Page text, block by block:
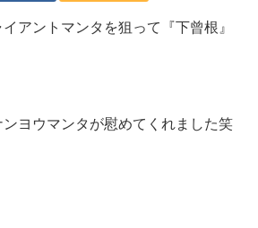
アントマンタを狙って『下曾根』
ンヨウマンタが慰めてくれました笑